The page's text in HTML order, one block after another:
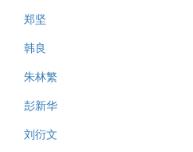
郑坚
韩良
朱林繁
彭新华
刘衍文